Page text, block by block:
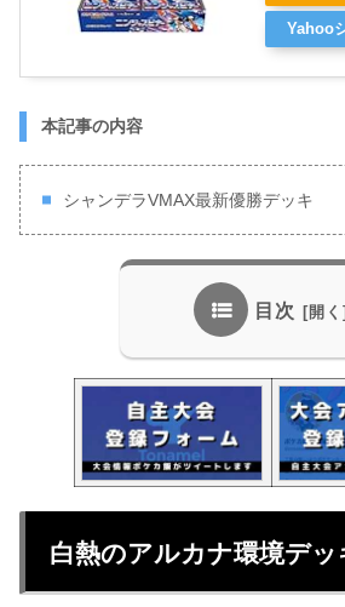
Yahoo
本記事の内容
シャンデラVMAX最新優勝デッキ
目次
白熱のアルカナ環境デ